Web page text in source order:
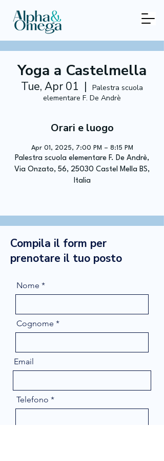
Yoga a Castelmella
Tue, Apr 01
  |
Palestra scuola
elementare F. De Andrè
Orari e luogo
Apr 01, 2025, 7:00 PM – 8:15 PM
Palestra scuola elementare F. De Andrè,
Via Onzato, 56, 25030 Castel Mella BS,
Italia
Compila il form per
prenotare il tuo posto
Nome
Cognome
Email
Telefono